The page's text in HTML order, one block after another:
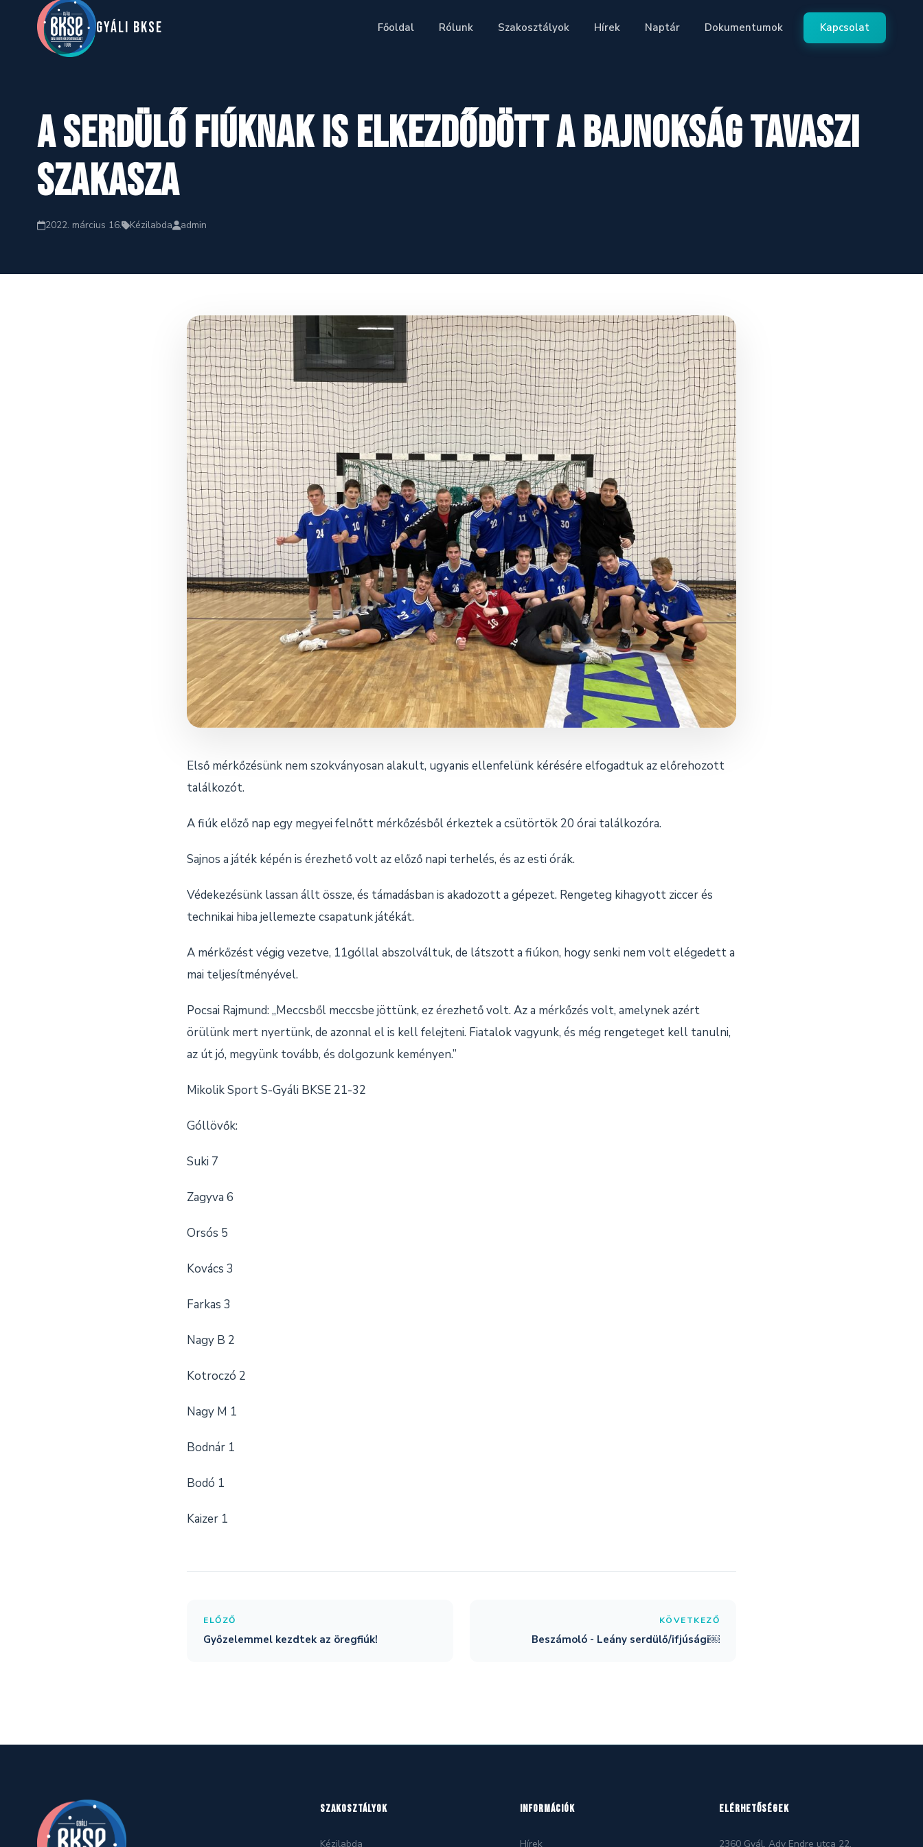
GYáLI BKSE Főoldal Rólunk Szakosztályok Hírek Naptár Dokumentumok Kapcsolat
A Serdülő fiúknak is elkezdődött a bajnokság tavaszi
szakasza
2022. március 16. Kézilabda admin
Első mérkőzésünk nem szokványosan alakult, ugyanis ellenfelünk kérésére elfogadtuk az előrehozott
találkozót.
A fiúk előző nap egy megyei felnőtt mérkőzésből érkeztek a csütörtök 20 órai találkozóra.
Sajnos a játék képén is érezhető volt az előző napi terhelés, és az esti órák.
Védekezésünk lassan állt össze, és támadásban is akadozott a gépezet. Rengeteg kihagyott ziccer és
technikai hiba jellemezte csapatunk játékát.
A mérkőzést végig vezetve, 11góllal abszolváltuk, de látszott a fiúkon, hogy senki nem volt elégedett a
mai teljesítményével.
Pocsai Rajmund: „Meccsből meccsbe jöttünk, ez érezhető volt. Az a mérkőzés volt, amelynek azért
örülünk mert nyertünk, de azonnal el is kell felejteni. Fiatalok vagyunk, és még rengeteget kell tanulni,
az út jó, megyünk tovább, és dolgozunk keményen.”
Mikolik Sport S-Gyáli BKSE 21-32
Góllövők:
Suki 7
Zagyva 6
Orsós 5
Kovács 3
Farkas 3
Nagy B 2
Kotroczó 2
Nagy M 1
Bodnár 1
Bodó 1
Kaizer 1
ELŐZŐ
Győzelemmel kezdtek az öregfiúk!
KÖVETKEZŐ
Beszámoló - Leány serdülő/ifjúsági￼
SZAKOSZTÁLYOK
Kézilabda
INFORMÁCIÓK
Hírek
ELÉRHETŐSÉGEK
2360 Gyál, Ady Endre utca 22.